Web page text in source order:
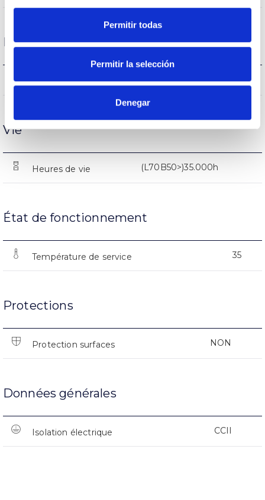
Permitir todas
Permitir la selección
Denegar
Performance
Flux (lm) 1785-1805-1815lm
Vie
Heures de vie (L70B50>)35.000h
État de fonctionnement
Température de service 35
Protections
Protection surfaces NON
Données générales
Isolation électrique CCII